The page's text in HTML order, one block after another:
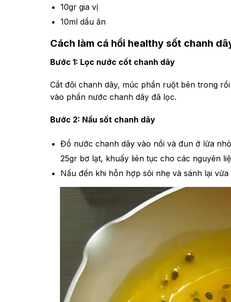
10gr gia vị
10ml dầu ăn
Cách làm cá hồi healthy sốt chanh
Bước 1: Lọc nước cốt chanh dây
Cắt đôi chanh dây, múc phần ruột bên trong
vào phần nước chanh dây đã lọc.
Bước 2: Nấu sốt chanh dây
Đổ nước chanh dây vào nồi và đun ở lửa
25gr bơ lạt, khuấy liên tục cho các nguyên
Nấu đến khi hỗn hợp sôi nhẹ và sánh lại